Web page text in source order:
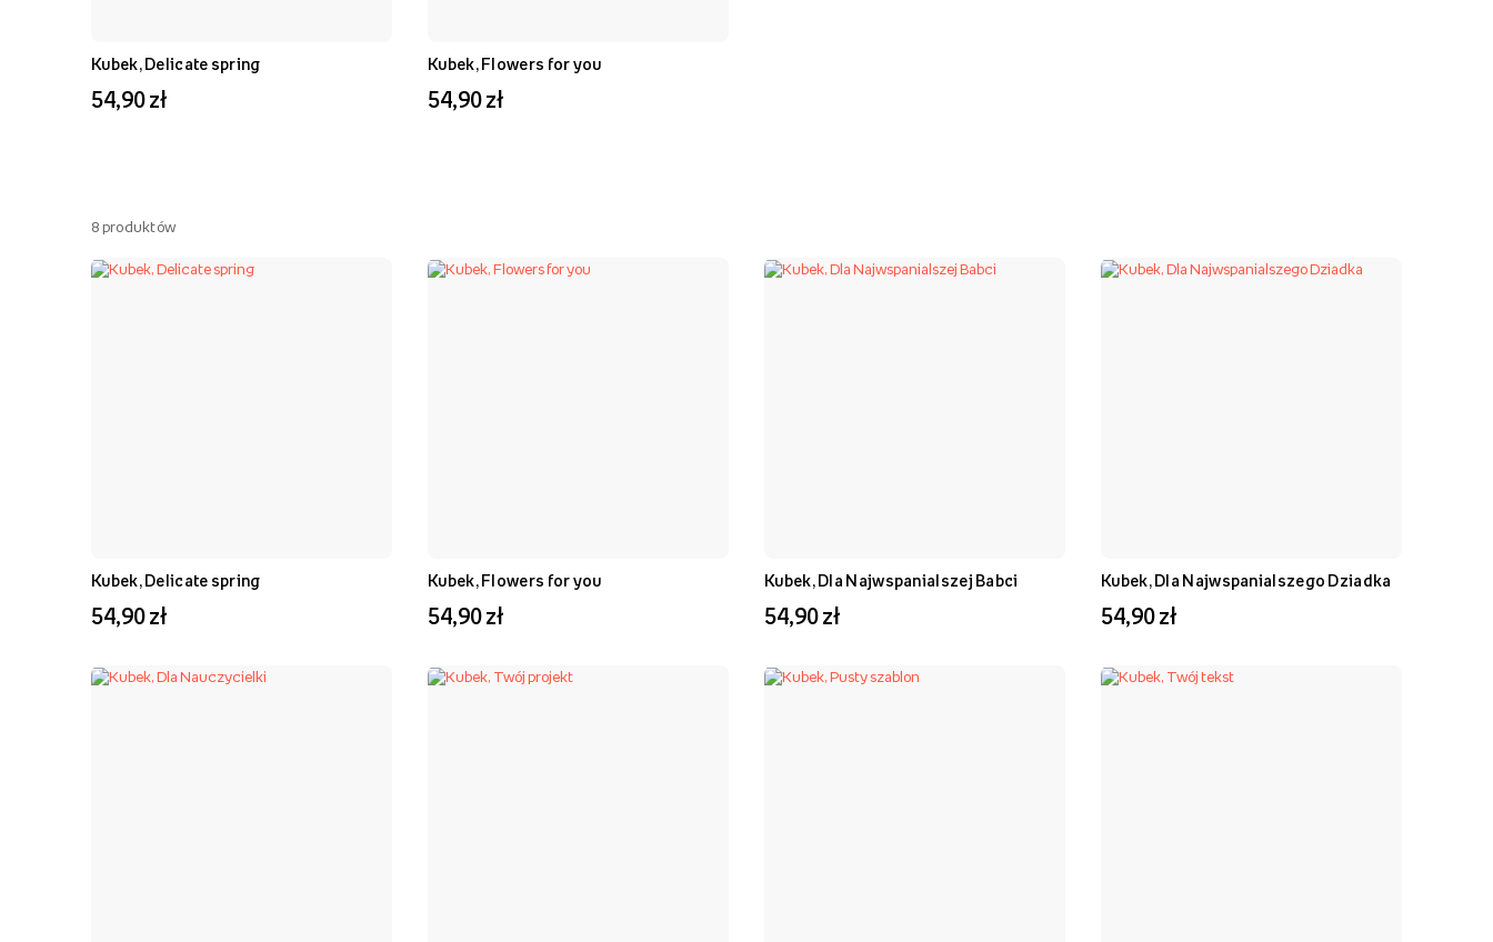
Kubek, Delicate spring
54,90 zł
Kubek, Flowers for you
54,90 zł
8 produktów
Kubek, Delicate spring
54,90 zł
Kubek, Flowers for you
54,90 zł
Kubek, Dla Najwspanialszej Babci
54,90 zł
Kubek, Dla Najwspanialszego Dziadka
54,90 zł